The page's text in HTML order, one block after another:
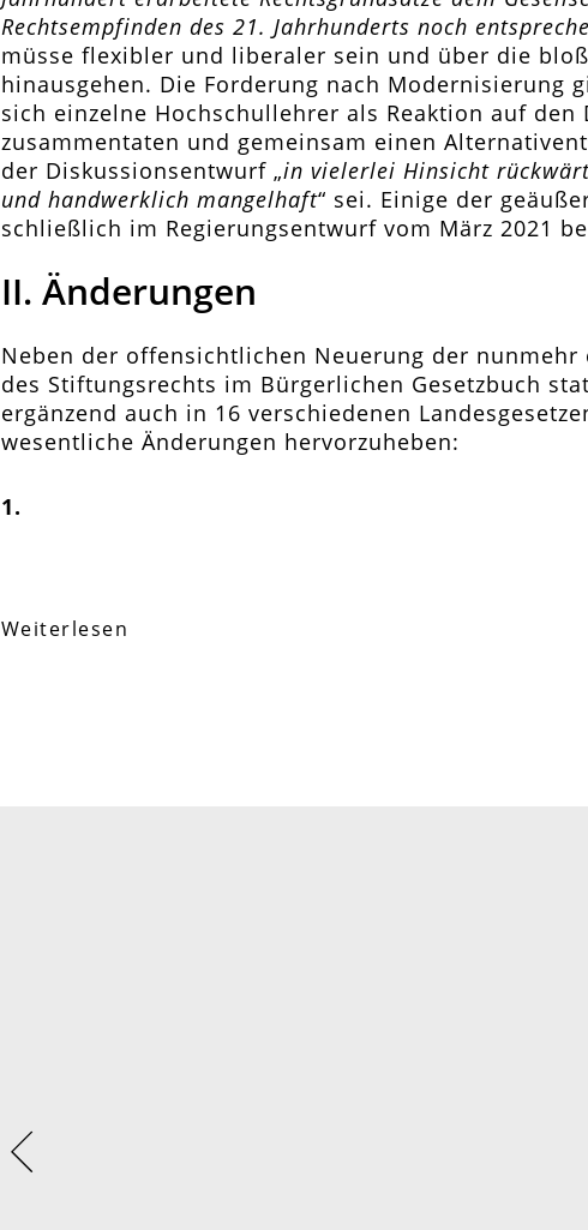
Rechtsempfinden des 21. Jahrhunderts noch
müsse flexibler und liberaler sein und über die
hinausgehen. Die Forderung nach Modernisierung
sich einzelne Hochschullehrer als Reaktion auf
zusammentaten und gemeinsam einen
der Diskussionsentwurf „in vielerlei Hinsicht
und handwerklich mangelhaft“ sei. Einige der
schließlich im Regierungsentwurf vom März 2021
II. Änderungen
Neben der offensichtlichen Neuerung der nunmehr
des Stiftungsrechts im Bürgerlichen Gesetzbuch
ergänzend auch in 16 verschiedenen
wesentliche Änderungen hervorzuheben:
1.
Weiterlesen